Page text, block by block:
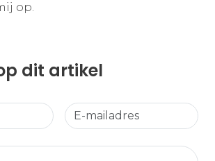
op.
dit artikel